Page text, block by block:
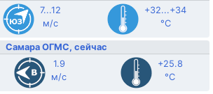
7...12
м/с
+32...+34
°C
Самара ОГМС, сейчас
1.9
м/с
+25.8
°C